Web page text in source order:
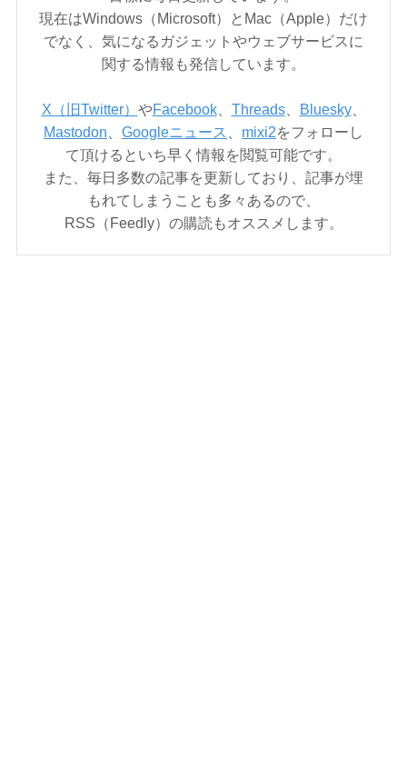
現在はWindows（Microsoft）とMac（Apple）だけ
でなく、気になるガジェットやウェブサービスに
関する情報も発信しています。
X（旧Twitter） やFacebook、 Threads、 Bluesky、
Mastodon
Googleニュース mixi2をフォローし
て頂けるといち早く情報を閲覧可能です。
また、毎日多数の記事を更新しており、記事が埋
もれてしまうことも多々あるので、
RSS（Feedly）の購読もオススメします。